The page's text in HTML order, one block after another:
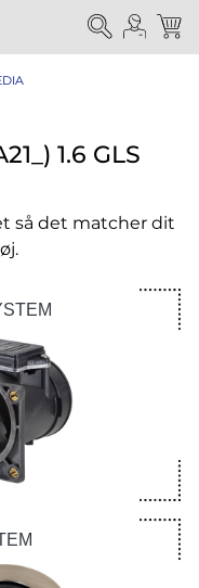
1.6 GLS
så det matcher dit